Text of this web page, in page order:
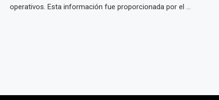
operativos. Esta información fue proporcionada por el ...